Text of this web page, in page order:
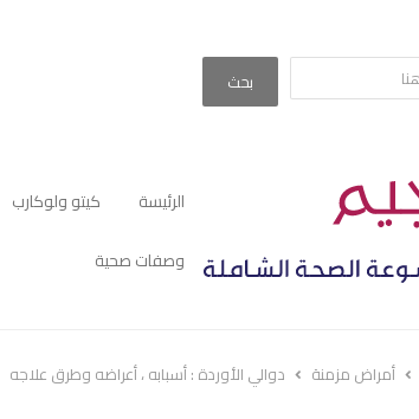
بحث
الرئيسة كيتو ولوكارب
وصفات صحية
أمراض مزمنة دوالي الأوردة : أسبابه ، أعراضه وطرق علاجه